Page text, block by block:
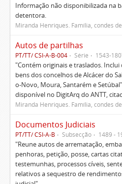
Informação não disponibilizada na
detentora.
Miranda Henriques. Família, condes
Autos de partilhas
PT/TT/ CSI-A-B-004 Série 1543-
"Contém originais e traslados.
bens dos concelhos de Alcácer do
o-Novo, Moura, Santarém e
disponível no DigitArq do ANTT,
Miranda Henriques. Família, condes
Documentos Judiciais
PT/TT/ CSI-A-B Subsecção 1489 -
"Reune autos de arrematação,
penhoras, petição, posse, cartas
testemunhas, processos cíveis,
relativos a sequestro de